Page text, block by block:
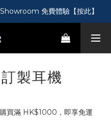
免費體驗【按此】
免費體驗【按此】
，即享免運！
免費體驗【按此】
製耳機
買滿 HK$1000，即享免運